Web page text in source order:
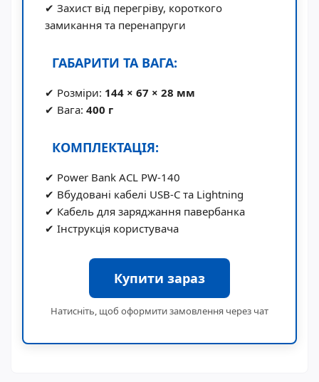
✔ Захист від перегріву, короткого
замикання та перенапруги
ГАБАРИТИ ТА ВАГА:
✔ Розміри: 144 × 67 × 28 мм
✔ Вага: 400 г
КОМПЛЕКТАЦІЯ:
✔ Power Bank ACL PW-140
✔ Вбудовані кабелі USB-C та Lightning
✔ Кабель для заряджання павербанка
✔ Інструкція користувача
Купити зараз
Натисніть, щоб оформити замовлення через чат